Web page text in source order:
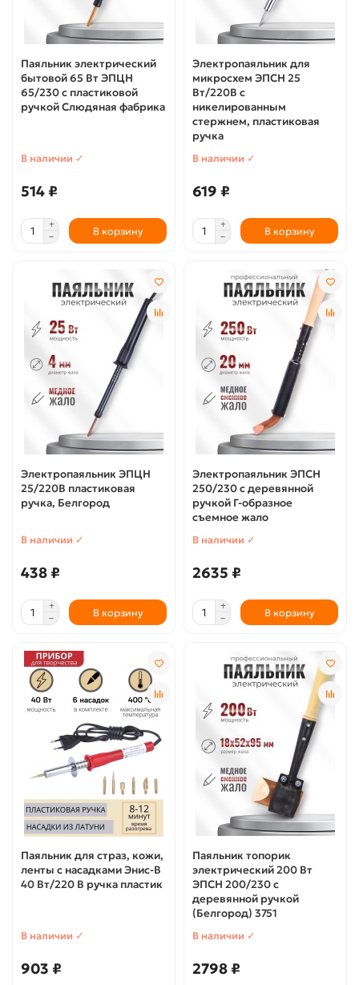
Паяльник электрический
бытовой 65 Вт ЭПЦН
65/230 с пластиковой
ручкой Слюдяная фабрика
В наличии ✓
514 ₽
В корзину
Электропаяльник для
микросхем ЭПСН 25
Вт/220В с
никелированным
стержнем, пластиковая
ручка
В наличии ✓
619 ₽
В корзину
Электропаяльник ЭПЦН
25/220В пластиковая
ручка, Белгород
В наличии ✓
438 ₽
В корзину
Электропаяльник ЭПСН
250/230 с деревянной
ручкой Г-образное
съемное жало
В наличии ✓
2635 ₽
В корзину
Паяльник для страз, кожи,
ленты с насадками Энис-В
40 Вт/220 В ручка пластик
В наличии ✓
903 ₽
Паяльник топорик
электрический 200 Вт
ЭПСН 200/230 с
деревянной ручкой
(Белгород) 3751
В наличии ✓
2798 ₽